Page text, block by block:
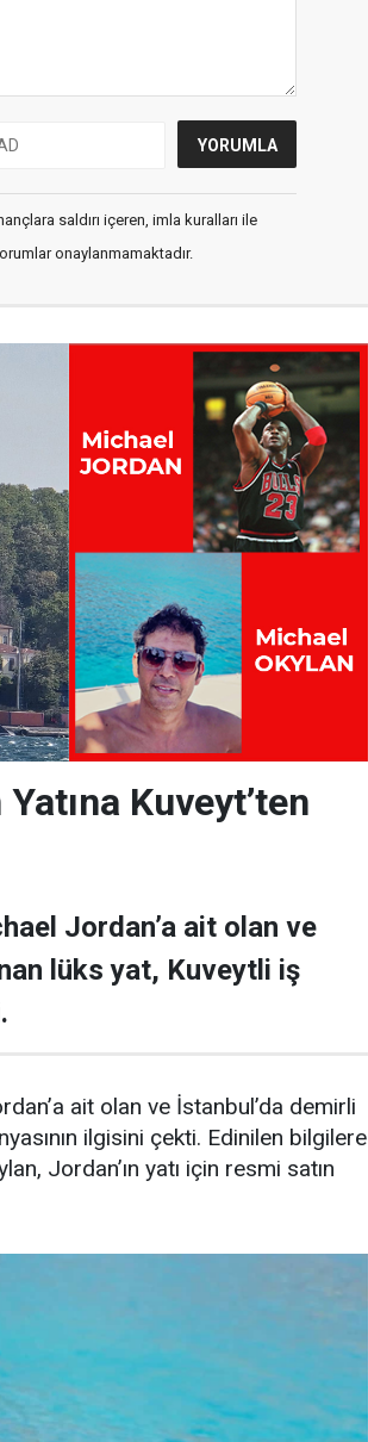
saldırı içeren, imla kuralları ile
onaylanmamaktadır.
Kuveyt’ten
Jordan’a ait olan ve
lüks yat, Kuveytli iş
ait olan ve İstanbul’da demirli
ilgisini çekti. Edinilen bilgilere
Jordan’ın yatı için resmi satın